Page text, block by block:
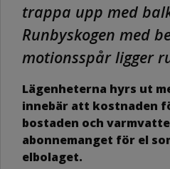
trappa upp med
Runbyskogen med
motionsspår ligger
Lägenheterna hyrs ut
innebär att kostnaden
bostaden och
abonnemanget för el
elbolaget.